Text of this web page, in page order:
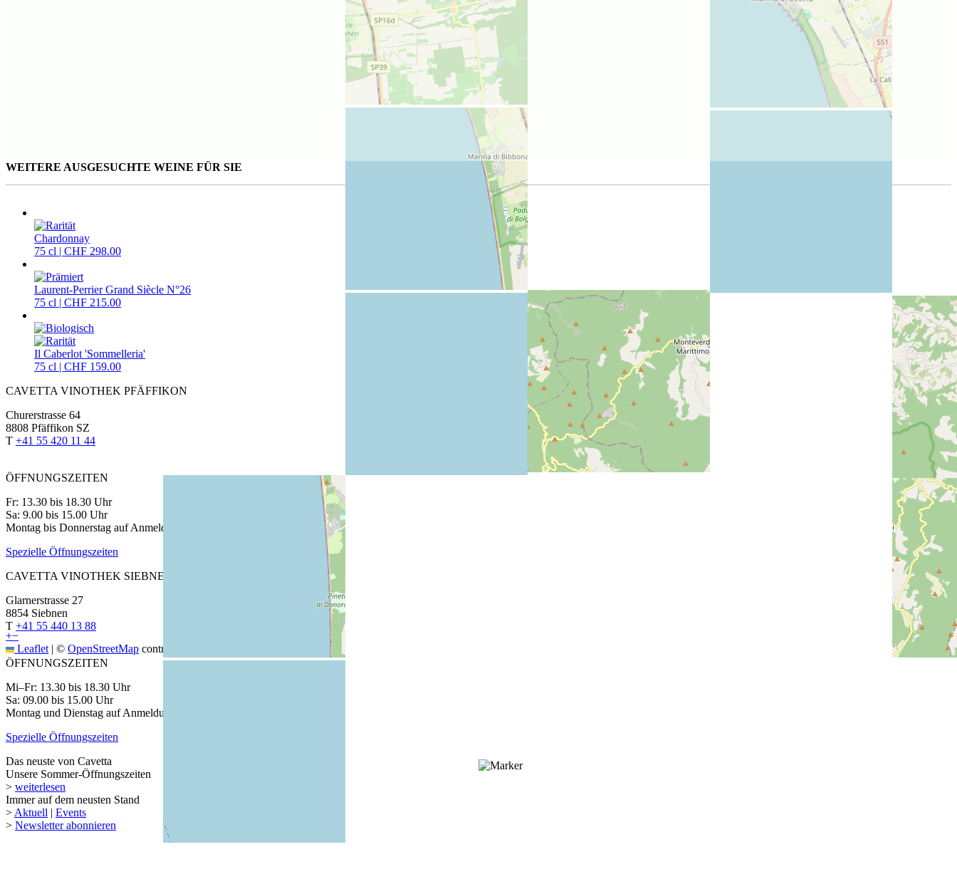
+−
Leaflet | © OpenStreetMap contributors
WEITERE AUSGESUCHTE WEINE FÜR SIE
Chardonnay
75 cl | CHF 298.00
Laurent-Perrier Grand Siècle N°26
75 cl | CHF 215.00
Il Caberlot 'Sommelleria'
75 cl | CHF 159.00
CAVETTA VINOTHEK PFÄFFIKON
Churerstrasse 64
8808 Pfäffikon SZ
T +41 55 420 11 44
ÖFFNUNGSZEITEN
Fr: 13.30 bis 18.30 Uhr
Sa: 9.00 bis 15.00 Uhr
Montag bis Donnerstag auf Anmeldung
Spezielle Öffnungszeiten
CAVETTA VINOTHEK SIEBNEN
Glarnerstrasse 27
8854 Siebnen
T +41 55 440 13 88
ÖFFNUNGSZEITEN
Mi–Fr: 13.30 bis 18.30 Uhr
Sa: 09.00 bis 15.00 Uhr
Montag und Dienstag auf Anmeldung
Spezielle Öffnungszeiten
Das neuste von Cavetta
Unsere Sommer-Öffnungszeiten
> weiterlesen
Immer auf dem neusten Stand
> Aktuell | Events
> Newsletter abonnieren